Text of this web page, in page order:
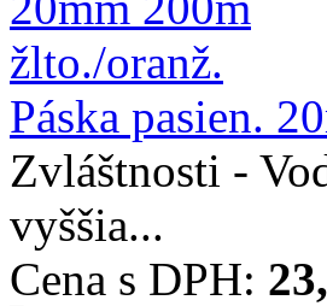
Páska pasien.
Zvláštnosti -
vyššia...
Cena s DPH: